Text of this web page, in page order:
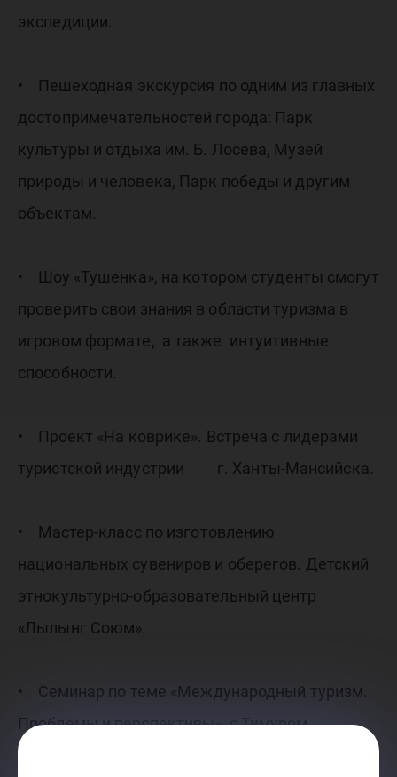
экспедиции.
• Пешеходная экскурсия по одним из главных
достопримечательностей города: Парк
культуры и отдыха им. Б. Лосева, Музей
природы и человека, Парк победы и другим
объектам.
• Шоу «Тушенка», на котором студенты смогут
проверить свои знания в области туризма в
игровом формате, а также интуитивные
способности.
• Проект «На коврике». Встреча с лидерами
туристской индустрии г. Ханты-Мансийска.
• Мастер-класс по изготовлению
национальных сувениров и оберегов. Детский
этнокультурно-образовательный центр
«Лылынг Союм».
• Семинар по теме «Международный туризм.
Проблемы и перспективы», с Тимуром
Давыдовым - менеджером компании